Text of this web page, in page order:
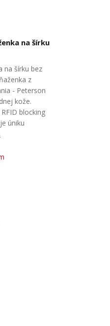
na šírku
na šírku bez
z
- Peterson
kože.
blocking
úniku